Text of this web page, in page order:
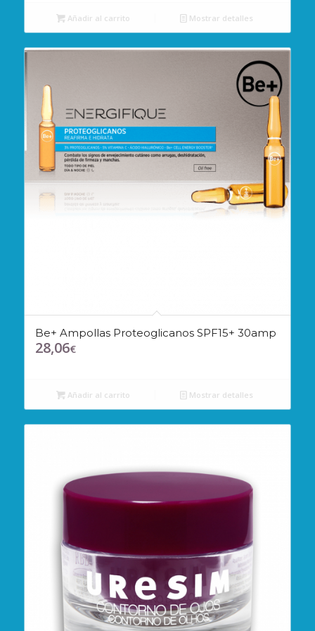
Añadir al carrito Mostrar detalles
Be+ Ampollas Proteoglicanos SPF15+ 30amp
28,06€
Añadir al carrito Mostrar detalles